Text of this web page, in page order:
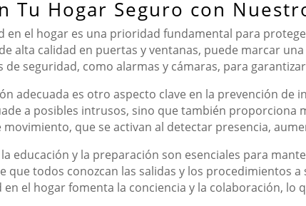
Tu Hogar Seguro con
en el hogar es una prioridad fundamental para
alta calidad en puertas y ventanas, puede marcar
de seguridad, como alarmas y cámaras, para
adecuada es otro aspecto clave en la prevención
a posibles intrusos, sino que también proporciona
movimiento, que se activan al detectar presencia,
educación y la preparación son esenciales para
que todos conozcan las salidas y los procedimientos
en el hogar fomenta la conciencia y la colaboración,